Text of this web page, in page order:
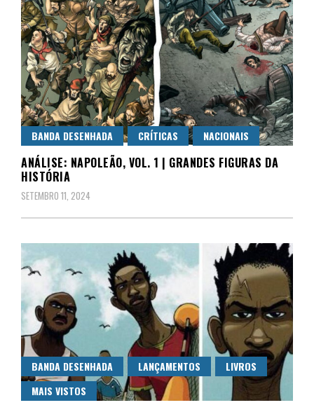
BANDA DESENHADA CRÍTICAS NACIONAIS
ANÁLISE: NAPOLEÃO, VOL. 1 | GRANDES FIGURAS DA
HISTÓRIA
SETEMBRO 11, 2024
BANDA DESENHADA LANÇAMENTOS
LIVROS
MAIS VISTOS